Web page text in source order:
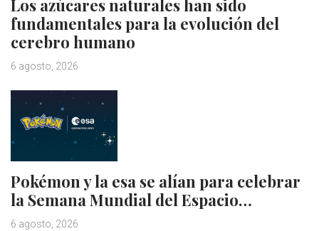
Los azúcares naturales han sido
fundamentales para la evolución del
cerebro humano
6 agosto, 2026
Pokémon y la esa se alían para celebrar
la Semana Mundial del Espacio…
6 agosto, 2026